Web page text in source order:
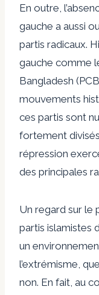
En outre,
gauche a aussi
partis radicaux.
gauche comme
Bangladesh
mouvements
ces partis sont
fortement
répression
des principales
Un regard sur le
partis islamistes
un
l’extrémisme,
non. En fait, au